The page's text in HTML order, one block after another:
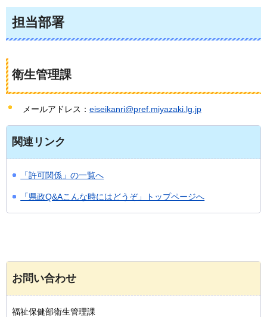
担当部署
衛生管理課
メールアドレス： eiseikanri@pref.miyazaki.lg.jp
関連リンク
「許可関係」の一覧へ
「県政Q&Aこんな時にはどうぞ」トップページへ
お問い合わせ
福祉保健部衛生管理課